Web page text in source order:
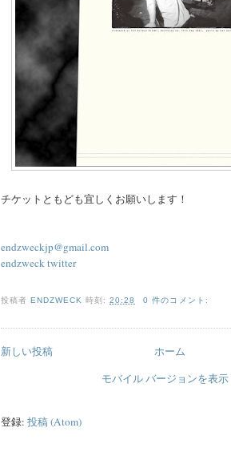
チケットともども宜しくお願いします！
endzweckjp@gmail.com
endzweck twitter
投稿者ENDZWECK 時刻:20:28 0 件のコメント:
新しい投稿
ホーム
モバイル バージョンを表示
登録: 投稿 (Atom)